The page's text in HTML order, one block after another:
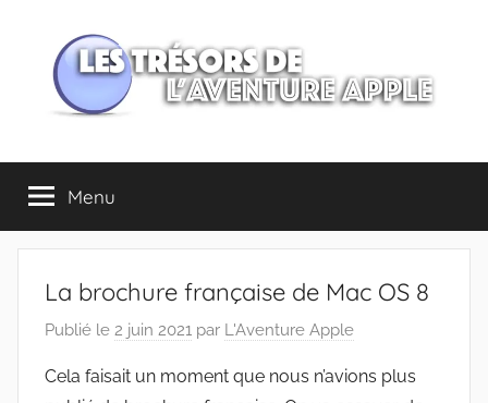
contenu
Les
trésors
de
l'Aventure
Apple
Menu
La brochure française de Mac OS 8
Publié le 2 juin 2021 par L'Aventure Apple
Cela faisait un moment que nous n’avions plus